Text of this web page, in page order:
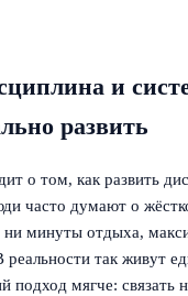
и
развить
о том, как развить
часто думают о
ни минуты отдыха,
реальности так живут
подход мягче: связать